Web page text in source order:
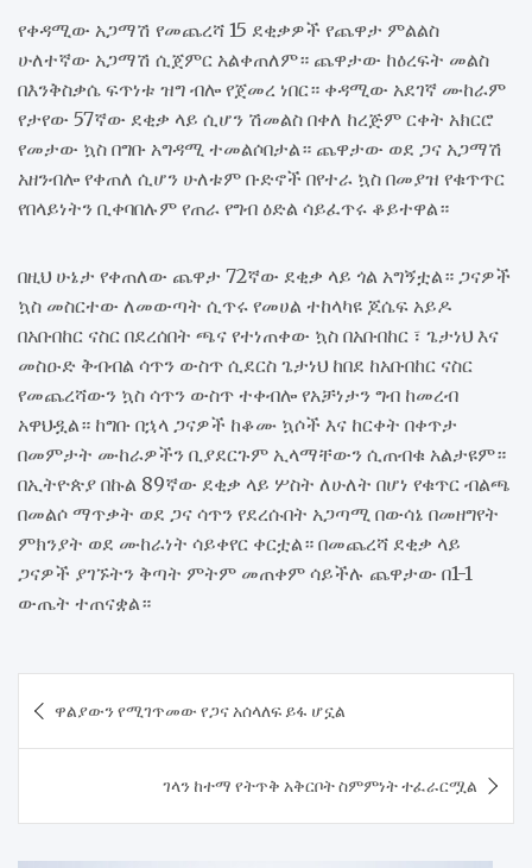
የቀዳሚው አጋማሽ የመጨረሻ 15 ደቂቃዎች የጨዋታ ምልልስ
ሁለተኛው አጋማሽ ሲጀምር አልቀጠለም። ጨዋታው ከዕረፍት መልስ
በእንቅስቃሴ ፍጥነቱ ዝግ ብሎ የጀመረ ነበር። ቀዳሚው አደገኛ ሙከራም
የታየው 57ኛው ደቂቃ ላይ ሲሆን ሽመልስ በቀለ ከረጅም ርቀት አክርሮ
የመታው ኳስ በግቡ አግዳሚ ተመልሶበታል። ጨዋታው ወደ ጋና አጋማሽ
አዘንብሎ የቀጠለ ሲሆን ሁለቱም ቡድኖች በየተራ ኳስ በመያዝ የቁጥጥር
የበላይነትን ቢቀባበሉም የጠራ የግብ ዕድል ሳይፈጥሩ ቆይተዋል።
በዚህ ሁኔታ የቀጠለው ጨዋታ 72ኛው ደቂቃ ላይ ጎል አግኝቷል። ጋናዎች
ኳስ መስርተው ለመውጣት ሲጥሩ የመሀል ተከላካዩ ጆሴፍ አይዶ
በአቡበከር ናስር በደረሰበት ጫና የተነጠቀው ኳስ በአቡበከር ፣ ጌታነህ እና
መስዑድ ቅብብል ሳጥን ውስጥ ሲደርስ ጌታነህ ከበደ ከአቡበከር ናስር
የመጨረሻውን ኳስ ሳጥን ውስጥ ተቀብሎ የአቻነታን ግብ ከመረብ
አዋህዷል። ከግቡ በኋላ ጋናዎች ከቆሙ ኳሶች እና ከርቀት በቀጥታ
በመምታት ሙከራዎችን ቢያደርጉም ኢላማቸውን ሲጠብቁ አልታዩም።
በኢትዮጵያ በኩል 89ኛው ደቂቃ ላይ ሦስት ለሁለት በሆነ የቁጥር ብልጫ
በመልሶ ማጥቃት ወደ ጋና ሳጥን የደረሱበት አጋጣሚ በውሳኔ በመዘግየት
ምክንያት ወደ ሙከራነት ሳይቀየር ቀርቷል። በመጨረሻ ደቂቃ ላይ
ጋናዎች ያገኙትን ቅጣት ምትም መጠቀም ሳይችሉ ጨዋታው በ1-1
ውጤት ተጠናቋል።
navigation
ዋልያውን የሚገጥመው የጋና አሰላለፍ ይፋ ሆኗል
ገላን ከተማ የትጥቅ አቅርቦት ስምምነት ተፈራርሟል